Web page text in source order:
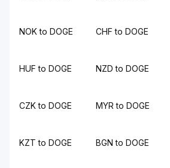
NOK to DOGE CHF to DOGE
HUF to DOGE NZD to DOGE
CZK to DOGE MYR to DOGE
KZT to DOGE BGN to DOGE